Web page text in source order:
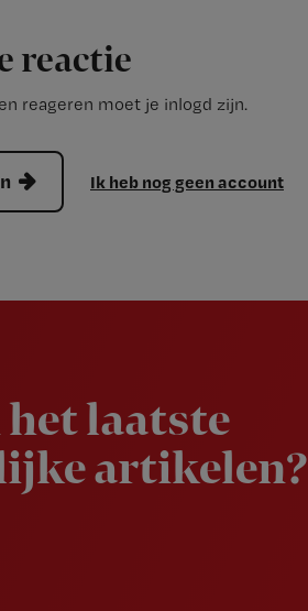
reactie
reageren moet je inlogd zijn.
Ik heb nog geen account
laatste
artikelen?